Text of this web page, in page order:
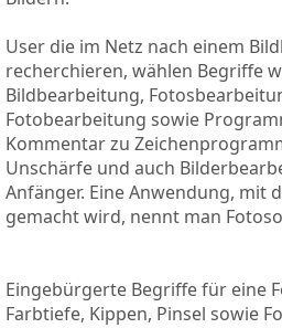
User die im Netz nach einem
recherchieren, wählen Begriffe
Bildbearbeitung,
Fotobearbeitung sowie
Kommentar zu
Unschärfe und auch
Anfänger. Eine Anwendung, mit
gemacht wird, nennt man
Eingebürgerte Begriffe für eine
Farbtiefe, Kippen, Pinsel sowie